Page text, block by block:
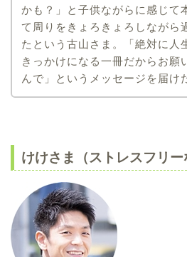
かも？」と子供ながらに感じて
て周りをきょろきょろしながら
たという古山さま。「絶対に人
きっかけになる一冊だからお願
んで」というメッセージを届け
けけさま（ストレスフリー